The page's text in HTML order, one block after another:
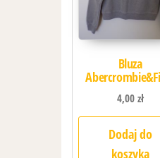
Bluza
4,00zł
Dodaj do
koszyka